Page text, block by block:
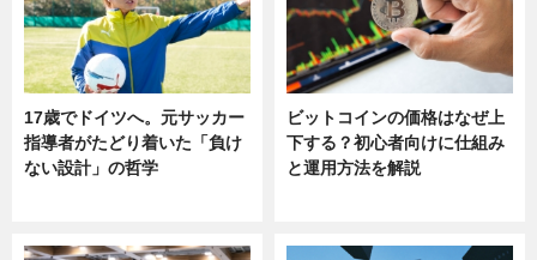
17歳でドイツへ。元サッカー
指導者がたどり着いた「負け
ない設計」の哲学
ビットコインの価格はなぜ上
下する？初心者向けに仕組み
と運用方法を解説